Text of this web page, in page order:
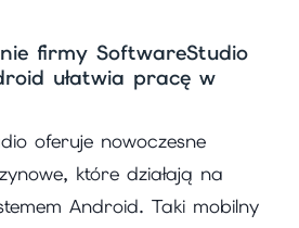
firmy SoftwareStudio
ułatwia pracę w
oferuje nowoczesne
które działają na
Android. Taki mobilny